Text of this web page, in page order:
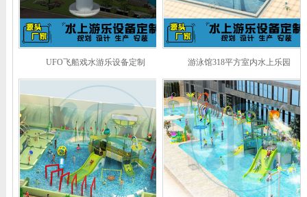
UFO飞船戏水游乐设备定制 游泳馆318平方室内水上乐园